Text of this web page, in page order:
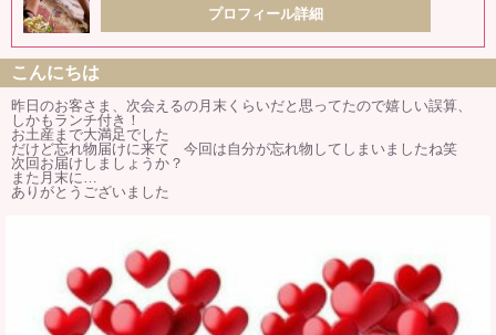
プロフィール詳細
こんにちは
昨日のお客さま、次会えるの月末くらいだと思ってたので嬉しい誤算、
しかもランチ付き！
お土産まで大満足でした
だけど忘れ物届けに来て 今回は自分が忘れ物してしまいましたね笑
次回お届けしましょうか？
また月末に…
ありがとうございました